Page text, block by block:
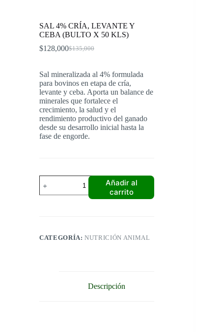
SAL 4% CRÍA, LEVANTE Y
CEBA (BULTO X 50 KLS)
$135,000
El
original
era:
$135,000.
$128,000El
actual
es:
$128,000.
Sal mineralizada al 4% formulada
para bovinos en etapa de cría,
levante y ceba. Aporta un balance de
minerales que fortalece el
crecimiento, la salud y el
rendimiento productivo del ganado
desde su desarrollo inicial hasta la
fase de engorde.
4%
CRÍA,
X
Añadir al
carrito
CATEGORÍA:NUTRICIÓN ANIMAL
Descripción